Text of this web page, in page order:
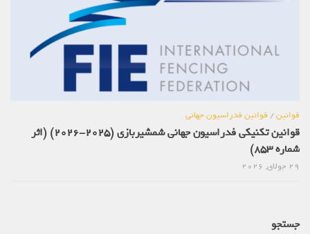
قوانین/قوانین فدراسیون جهانی
قوانین تکنیکی فدراسیون جهانی شمشیربازی (2025-2026) (اثر
شماره 853)
جستجو